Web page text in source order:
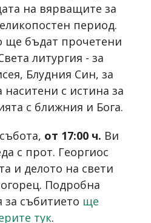
на вярващите за
период.
ще бъдат прочетени
литургия - за
Блудния Син, за
с истина за
с ближния и Бога.
от 17:00 ч. Ви
с прот. Георгиос
и делото на свети
Подробна
събитието ще
тук.